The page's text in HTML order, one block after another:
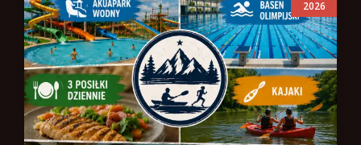
2026